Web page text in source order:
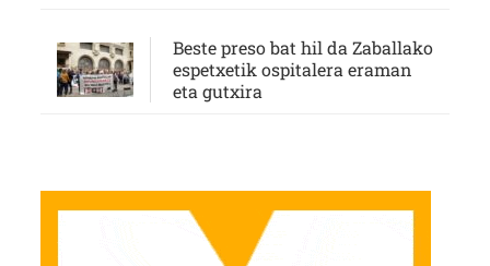
Beste preso bat hil da Zaballako
espetxetik ospitalera eraman
eta gutxira